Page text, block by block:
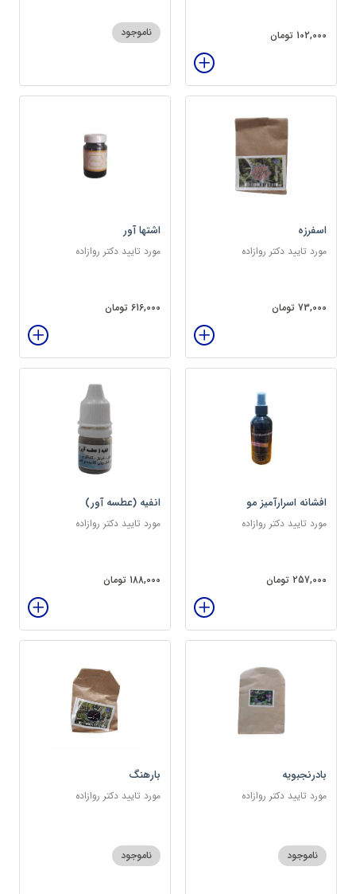
102,000 تومان ناموجود
اسفرزه
مورد تایید دکتر روازاده
73,000 تومان
اشتها آور
مورد تایید دکتر روازاده
616,000 تومان
افشانه اسرارآمیز مو
مورد تایید دکتر روازاده
257,000 تومان
انفیه (عطسه آور)
مورد تایید دکتر روازاده
188,000 تومان
بادرنجبویه
مورد تایید دکتر روازاده
ناموجود
بارهنگ
مورد تایید دکتر روازاده
ناموجود